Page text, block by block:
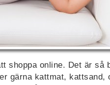
shoppa online. Det är så
gärna kattmat,